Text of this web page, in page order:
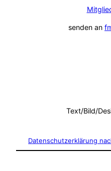
senden an
Text/Bild/
Datenschutzerklärung